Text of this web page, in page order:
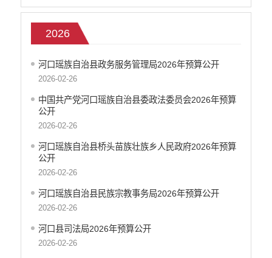
2025
2026
部门决算
政府和社会资本合作（PPP）
预算绩效管理
审计结果公告信息公开
住房保障信息公开
云南省公共资源交易中心
环境保护信息公开
价格和收费信息公开
减税降费信息公开
旅游市场秩序和服务质量信息公开
2026
河口瑶族自治县政务服务管理局2026年预算公开
2026-02-26
中国共产党河口瑶族自治县委政法委员会2026年预算
公开
2026-02-26
​河口瑶族自治县桥头苗族壮族乡人民政府2026年预算
公开
2026-02-26
河口瑶族自治县民族宗教事务局2026年预算公开
2026-02-26
河口县司法局2026年预算公开
2026-02-26